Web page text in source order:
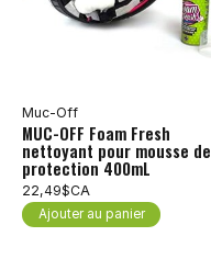
Muc-Off
MUC-OFF Foam Fresh
nettoyant pour mousse de
protection 400mL
22,49$CA
Ajouter au panier